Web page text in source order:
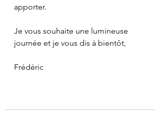
apporter.
Je vous souhaite une lumineuse
journée et je vous dis à bientôt,
Frédéric